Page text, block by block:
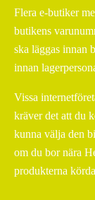
Flera e-butiker
butikens
ska läggas innan
innan
Vissa
kräver det att du
kunna välja den
om du bor nära
produkterna